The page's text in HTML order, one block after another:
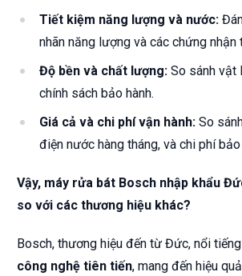
Tiết kiệm năng lượng và nước:
nhãn năng lượng và các chứng nhận
Độ bền và chất lượng: So sánh vật
chính sách bảo hành.
Giá cả và chi phí vận hành: So
điện nước hàng tháng, và chi phí
Vậy, máy rửa bát Bosch nhập khẩu
so với các thương hiệu khác?
Bosch, thương hiệu đến từ Đức, nổi
công nghệ tiên tiến, mang đến hiệu